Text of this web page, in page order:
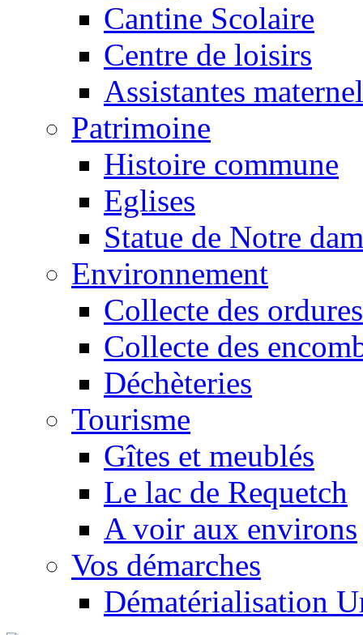
Cantine Scolaire
Centre de loisirs
Assistantes
Patrimoine
Histoire commune
Eglises
Statue de Notre
Environnement
Collecte des ordures
Collecte des
Déchèteries
Tourisme
Gîtes et meublés
Le lac de Requetch
A voir aux environs
Vos démarches
Dématérialisation